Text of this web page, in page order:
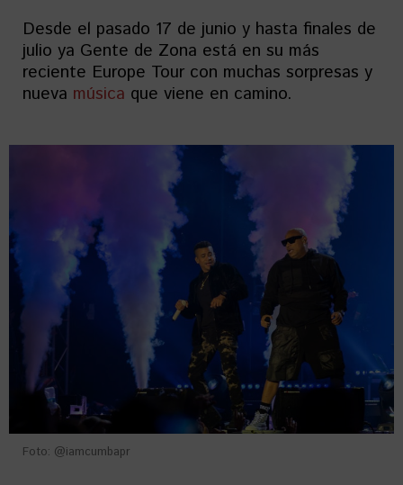
Desde el pasado 17 de junio y hasta finales de
julio ya Gente de Zona está en su más
reciente Europe Tour con muchas sorpresas y
nueva música que viene en camino.
Foto: @iamcumbapr